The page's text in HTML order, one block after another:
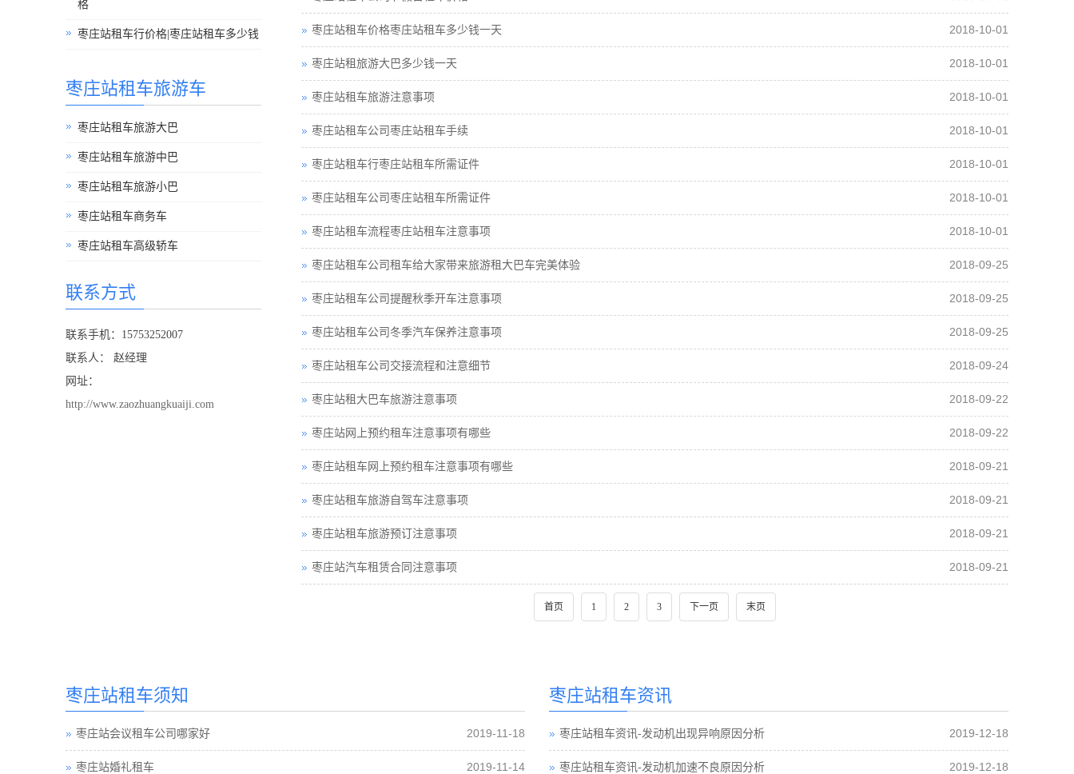
格
枣庄站租车行价格|枣庄站租车多少钱
枣庄站租车旅游车
枣庄站租车旅游大巴
枣庄站租车旅游中巴
枣庄站租车旅游小巴
枣庄站租车商务车
枣庄站租车高级轿车
联系方式
联系手机：15753252007
联系人： 赵经理
网址：
http://www.zaozhuangkuaiji.com
2018-10-01
枣庄站租车价格枣庄站租车多少钱一天
2018-10-01
枣庄站租旅游大巴多少钱一天
2018-10-01
枣庄站租车旅游注意事项
2018-10-01
枣庄站租车公司枣庄站租车手续
2018-10-01
枣庄站租车行枣庄站租车所需证件
2018-10-01
枣庄站租车公司枣庄站租车所需证件
2018-10-01
枣庄站租车流程枣庄站租车注意事项
2018-09-25
枣庄站租车公司租车给大家带来旅游租大巴车完美体验
2018-09-25
枣庄站租车公司提醒秋季开车注意事项
2018-09-25
枣庄站租车公司冬季汽车保养注意事项
2018-09-24
枣庄站租车公司交接流程和注意细节
2018-09-22
枣庄站租大巴车旅游注意事项
2018-09-22
枣庄站网上预约租车注意事项有哪些
2018-09-21
枣庄站租车网上预约租车注意事项有哪些
2018-09-21
枣庄站租车旅游自驾车注意事项
2018-09-21
枣庄站租车旅游预订注意事项
2018-09-21
枣庄站汽车租赁合同注意事项
首页 1 2 3 下一页 末页
枣庄站租车须知
2019-11-18
枣庄站会议租车公司哪家好
2019-11-14
枣庄站婚礼租车
枣庄站租车资讯
2019-12-18
枣庄站租车资讯-发动机出现异响原因分析
2019-12-18
枣庄站租车资讯-发动机加速不良原因分析